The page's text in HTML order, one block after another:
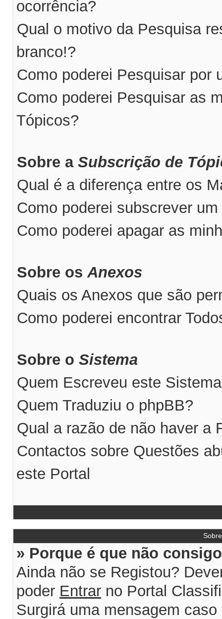
ocorrência?
Qual o motivo da Pesquisa
branco!?
Como poderei Pesquisar por
Como poderei Pesquisar as
Tópicos?
Sobre a Subscrição de
Qual é a diferença entre os
Como poderei subscrever
Como poderei apagar as
Sobre osAnexos
Quais os Anexos que são
Como poderei encontrar
Sobre o Sistema
Quem Escreveu este
Quem Traduziu o phpBB?
Qual a razão de não haver a
Contactos sobre Questões
este Portal
» Porque é que não
Ainda não se Registou?
poder Entrar no Portal
Surgirá uma mensagem